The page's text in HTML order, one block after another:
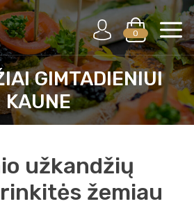
0
GIMTADIENIUI
KAUNE
užkandžių
žemiau